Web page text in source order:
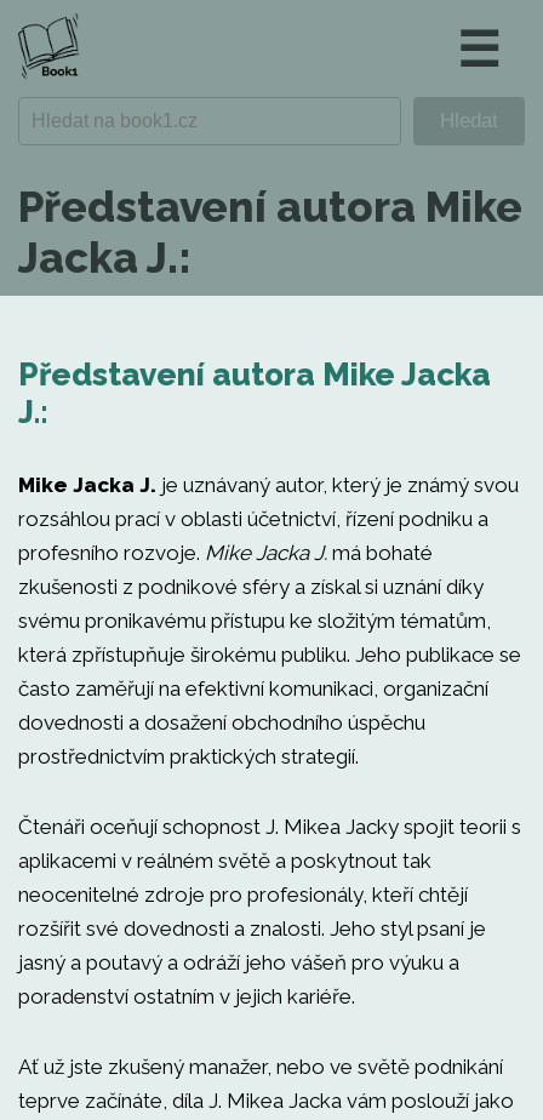
☰
Představení autora Mike
Jacka J.:
Představení autora Mike Jacka
J.:
Mike Jacka J. je uznávaný autor, který je známý svou
rozsáhlou prací v oblasti účetnictví, řízení podniku a
profesního rozvoje. Mike Jacka J. má bohaté
zkušenosti z podnikové sféry a získal si uznání díky
svému pronikavému přístupu ke složitým tématům,
která zpřístupňuje širokému publiku. Jeho publikace se
často zaměřují na efektivní komunikaci, organizační
dovednosti a dosažení obchodního úspěchu
prostřednictvím praktických strategií.
Čtenáři oceňují schopnost J. Mikea Jacky spojit teorii s
aplikacemi v reálném světě a poskytnout tak
neocenitelné zdroje pro profesionály, kteří chtějí
rozšířit své dovednosti a znalosti. Jeho styl psaní je
jasný a poutavý a odráží jeho vášeň pro výuku a
poradenství ostatním v jejich kariéře.
Ať už jste zkušený manažer, nebo ve světě podnikání
teprve začínáte, díla J. Mikea Jacka vám poslouží jako